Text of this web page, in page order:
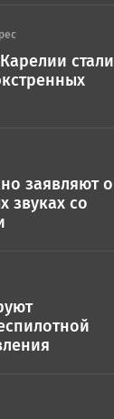
стали
заявляют о
звуках со